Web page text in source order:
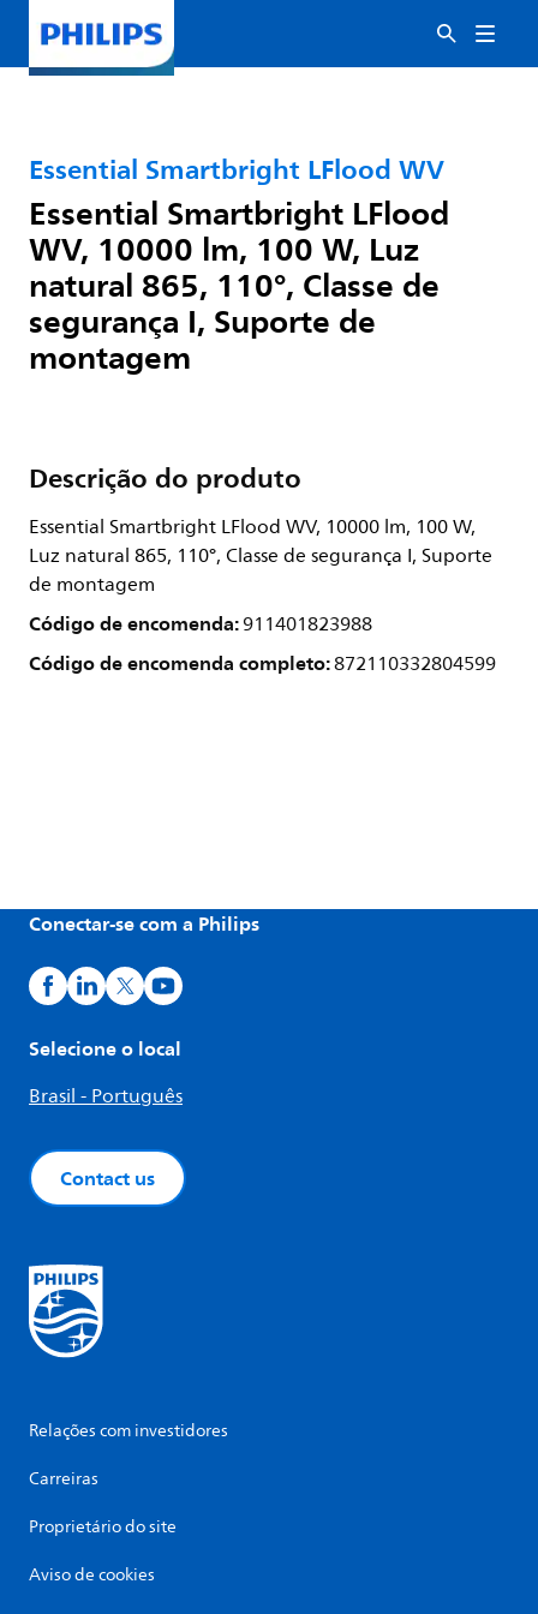
Essential Smartbright LFlood WV
Essential Smartbright LFlood
WV, 10000 lm, 100 W, Luz
natural 865, 110°, Classe de
segurança I, Suporte de
montagem
Descrição do produto
Essential Smartbright LFlood WV, 10000 lm, 100 W,
Luz natural 865, 110°, Classe de segurança I, Suporte
de montagem
Código de encomenda:911401823988
Código de encomenda completo:872110332804599
Conectar-se com a Philips
Selecione o local
Brasil - Português
Contact us
Relações com investidores
Carreiras
Proprietário do site
Aviso de cookies